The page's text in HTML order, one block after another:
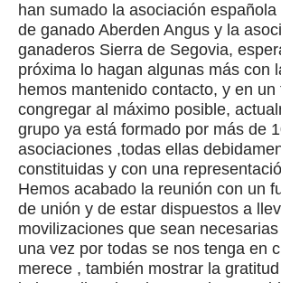
han sumado la asociación
de ganado Aberden Angus y la
ganaderos Sierra de Segovia,
próxima lo hagan algunas más con
hemos mantenido contacto, y en un
congregar al máximo posible,
grupo ya está formado por más de
asociaciones ,todas ellas
constituidas y con una
Hemos acabado la reunión con un
de unión y de estar dispuestos a
movilizaciones que sean
una vez por todas se nos tenga en
merece , también mostrar la